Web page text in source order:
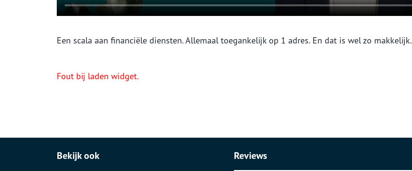
Een scala aan financiële diensten. Allemaal toegankelijk op 1 adres. En dat is wel zo makkelijk.
Fout bij laden widget.
Bekijk ook Reviews